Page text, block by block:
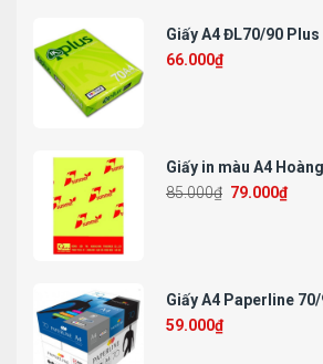
Giấy A4 ĐL70/90
66.000₫
Giấy in màu A4
85.000₫ 79.000₫
Giấy A4 Paperline
59.000₫